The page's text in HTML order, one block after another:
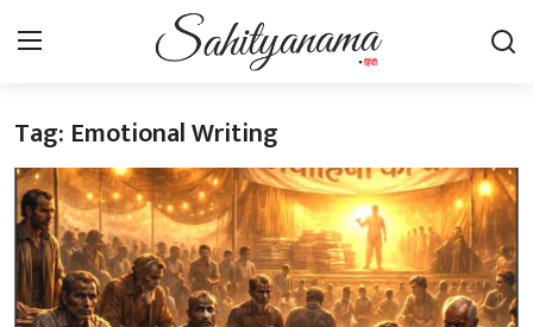
Login Register
स्वतंत्रता सेनानी
साहित्य समाचार
होम
Tag: Emotional Writing